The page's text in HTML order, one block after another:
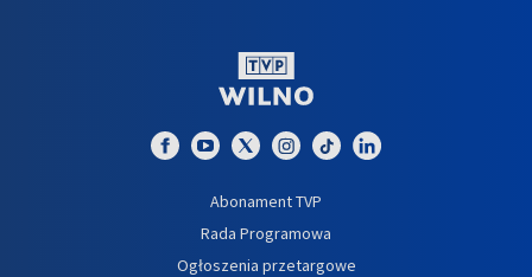
Abonament TVP
Rada Programowa
Ogłoszenia przetargowe